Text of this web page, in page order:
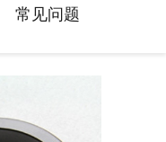
常见问题